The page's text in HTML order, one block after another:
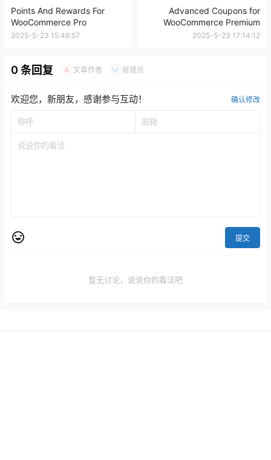
Points And Rewards For
WooCommerce Pro
2025-5-23 15:46:57
Advanced Coupons for
WooCommerce Premium
2025-5-23 17:14:12
0 条回复 A 文章作者 M 管理员
欢迎您，新朋友，感谢参与互动！ 确认修改
提交
暂无讨论，说说你的看法吧